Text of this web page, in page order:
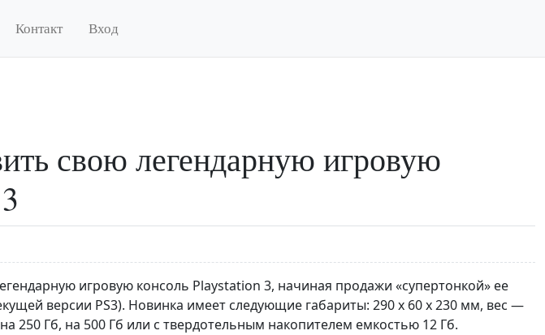
Контакт Вход
свою легендарную игровую
игровую консоль Playstation 3, начиная продажи «супертонкой» ее
версии PS3). Новинка имеет следующие габариты: 290 х 60 х 230 мм, вес —
250 Гб, на 500 Гб или с твердотельным накопителем емкостью 12 Гб.